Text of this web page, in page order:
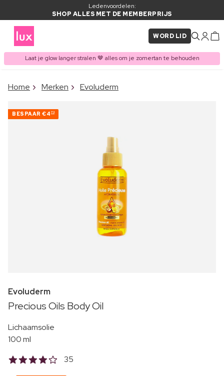
Ledenvoordelen:
SHOP ALLES MET DE MEMBERPRIJS
WORD LID
Laat je glow langer stralen 🤎 alles om je zomertan te behouden
ITEM TOEGEVOEGD AAN
Home Merken Evoluderm
BESPAAR €4 73
Evoluderm
Precious Oils Body Oil
Lichaamsolie
100 ml
35